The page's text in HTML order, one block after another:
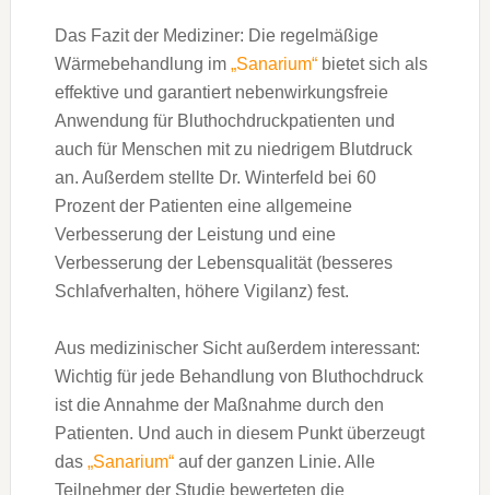
Das Fazit der Mediziner: Die regelmäßige
Wärmebehandlung im „Sanarium“bietet sich als
effektive und garantiert nebenwirkungsfreie
Anwendung für Bluthochdruckpatienten und
auch für Menschen mit zu niedrigem Blutdruck
an. Außerdem stellte Dr. Winterfeld bei 60
Prozent der Patienten eine allgemeine
Verbesserung der Leistung und eine
Verbesserung der Lebensqualität (besseres
Schlafverhalten, höhere Vigilanz) fest.
Aus medizinischer Sicht außerdem interessant:
Wichtig für jede Behandlung von Bluthochdruck
ist die Annahme der Maßnahme durch den
Patienten. Und auch in diesem Punkt überzeugt
das „Sanarium“auf der ganzen Linie. Alle
Teilnehmer der Studie bewerteten die